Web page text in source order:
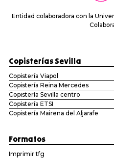
Entidad colaboradora con la
Copisterías Sevilla
Copistería Viapol
Copistería Reina Mercedes
Copistería Sevilla centro
Copistería ETSI
Copistería Mairena del Aljarafe
Formatos
Imprimir tfg